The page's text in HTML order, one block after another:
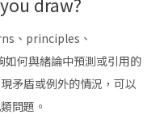
、principles、
何與緒論中預測或引用的
矛盾或例外的情況，可以
問題。